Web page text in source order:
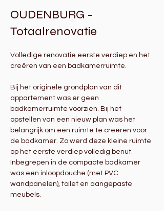
OUDENBURG -
Totaalrenovatie
Volledige renovatie eerste verdiep en het
creëren van een badkamerruimte.
Bij het originele grondplan van dit
appartement was er geen
badkamerruimte voorzien. Bij het
opstellen van een nieuw plan was het
belangrijk om een ruimte te creëren voor
de badkamer. Zo werd deze kleine ruimte
op het eerste verdiep volledig benut.
Inbegrepen in de compacte badkamer
was een inloopdouche (met PVC
wandpanelen), toilet en aangepaste
meubels.